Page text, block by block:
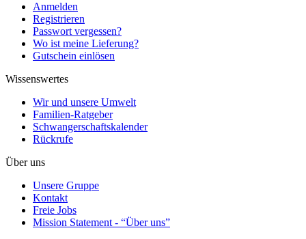
Anmelden
Registrieren
Passwort vergessen?
Wo ist meine Lieferung?
Gutschein einlösen
Wissenswertes
Wir und unsere Umwelt
Familien-Ratgeber
Schwangerschaftskalender
Rückrufe
Über uns
Unsere Gruppe
Kontakt
Freie Jobs
Mission Statement - “Über uns”